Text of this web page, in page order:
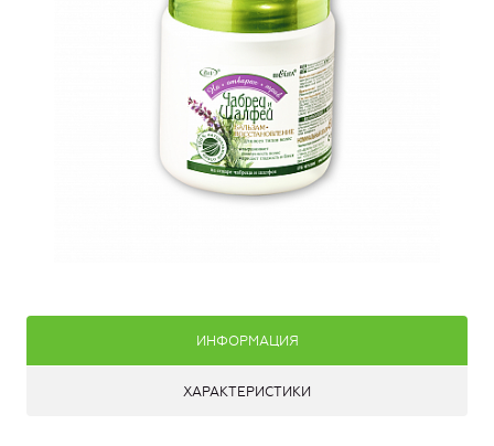
ИНФОРМАЦИЯ
ХАРАКТЕРИСТИКИ